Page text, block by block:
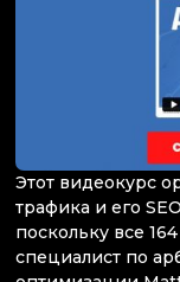
Этот видеокурс
трафика и его
поскольку все
специалист по